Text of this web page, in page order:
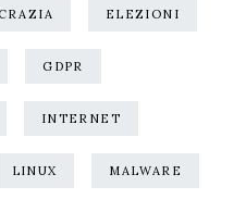
ELEZIONI
GDPR
INTERNET
LINUX MALWARE